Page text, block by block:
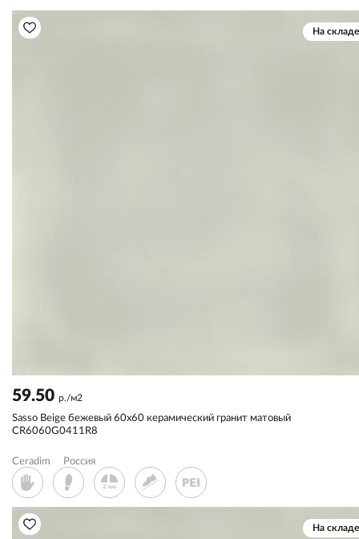
На складе
59.50 р./м2
Sassо Beige бежевый 60x60 керамический гранит матовый
CR6060G0411R8
Ceradim Россия
На складе